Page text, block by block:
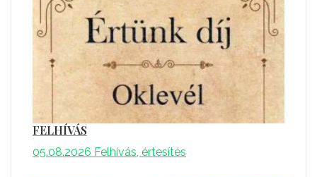
FELHÍVÁS
05.08.2026 Felhívás, értesítés